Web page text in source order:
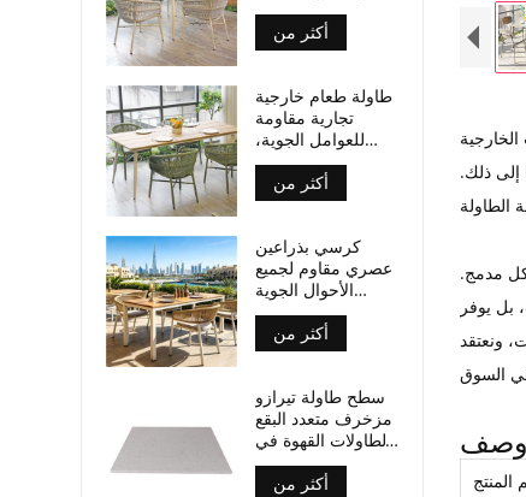
إلى ذلك.
مدمج.
بل يوفر
ونعتقد
المنتج
الرقائقي، بأرجل من
الألومنيوم، مناسبة
أكثر من
طاولة طعام خارجية
تجارية مقاومة
للعوامل الجوية،
سطح من الخشب
الرقائقي، أرجل من
الألومنيوم
أكثر من
كرسي بذراعين
عصري مقاوم لجميع
الأحوال الجوية
مصنوع من حبال
منسوجة، مناسب
لأماكن تناول الطعام
أكثر من
سطح طاولة تيرازو
مزخرف متعدد البقع
لطاولات القهوة في
الفناء
أكثر من